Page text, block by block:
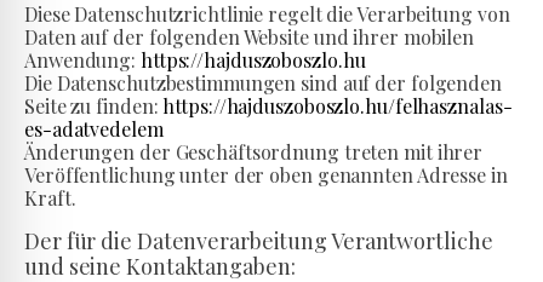
Diese Datenschutzrichtlinie regelt die Verarbeitung von
Daten auf der folgenden Website und ihrer mobilen
Anwendung: https://hajduszoboszlo.hu
Die Datenschutzbestimmungen sind auf der folgenden
Seite zu finden: https://hajduszoboszlo.hu/felhasznalas-
es-adatvedelem
Änderungen der Geschäftsordnung treten mit ihrer
Veröffentlichung unter der oben genannten Adresse in
Kraft.
Der für die Datenverarbeitung Verantwortliche
und seine Kontaktangaben: